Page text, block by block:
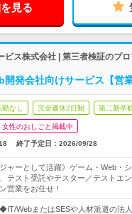
見る
ビス株式会社 | 第三者検証のプ
開発会社向けサービス【営
勤なし 完全週休2日制 第二新卒
女性のおしごと掲載中
終了予定日： 2026/09/28
ジャーとして活躍》ゲーム・Web・
テスト受託やテスター／テストエ
営業をお任せ！
WebまたはSESや人材派遣の法